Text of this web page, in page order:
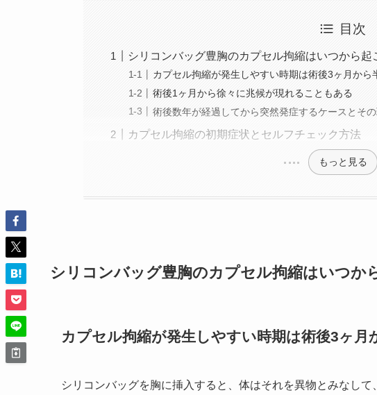
目次
シリコンバッグ豊胸のカプセル拘縮はいつから起
カプセル拘縮が発生しやすい時期は術後3ヶ月から
術後1ヶ月から徐々に兆候が現れることもある
術後数年が経過してから突然発症するケースとそ
カプセル拘縮の初期症状とセルフチェック方法
もっと見る
シリコンバッグ豊胸のカプセル拘縮はいつか
カプセル拘縮が発生しやすい時期は術後3ヶ月
シリコンバッグを胸に挿入すると、体はそれを異物とみなし